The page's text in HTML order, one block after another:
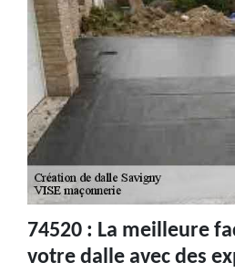
74520 : La meilleure
votre dalle avec des